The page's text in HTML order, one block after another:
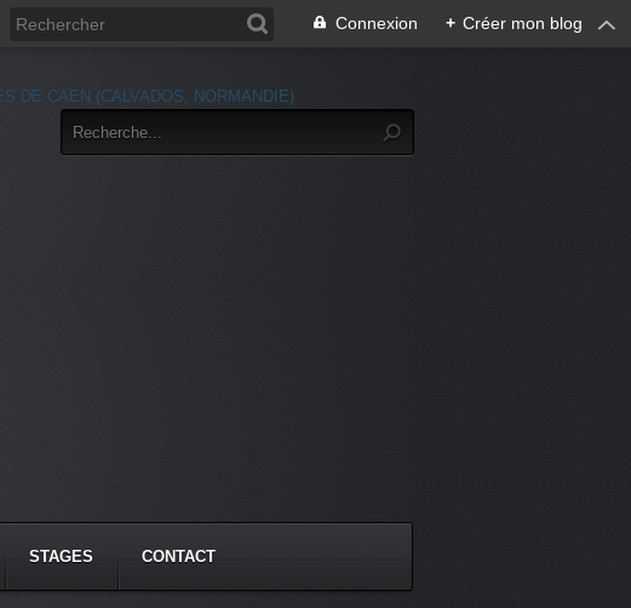
Connexion + Créer mon blog
STAGES CONTACT